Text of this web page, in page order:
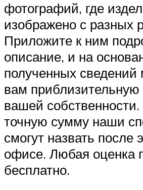
фотографий, где
изображено с разных
Приложите к ним
описание, и на
полученных
вам приблизительную
вашей
точную сумму наши
смогут назвать после
офисе. Любая оценка
бесплатно.